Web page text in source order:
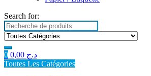
Search for:
0 د.ج
Toutes Les Catégories